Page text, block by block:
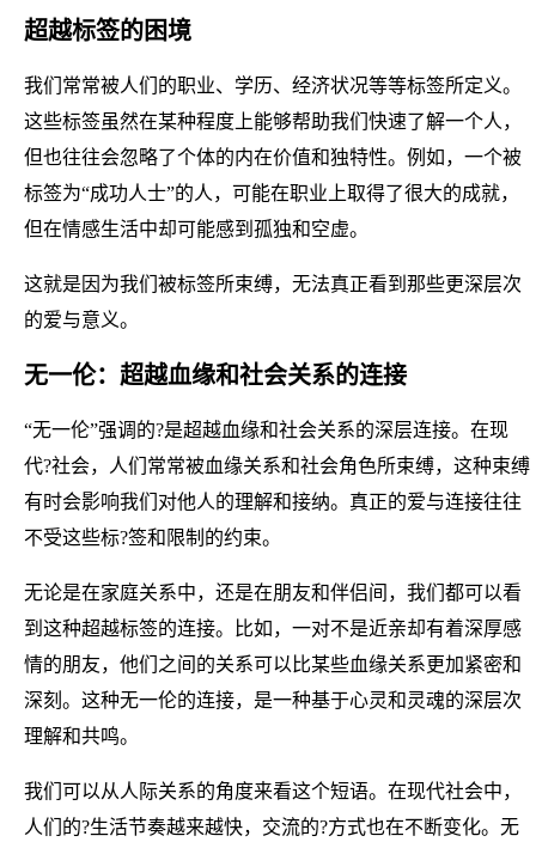
超越标签的困境
我们常常被人们的职业、学历、经济状况等等标签所定义。
这些标签虽然在某种程度上能够帮助我们快速了解一个人，
但也往往会忽略了个体的内在价值和独特性。例如，一个被
标签为“成功人士”的人，可能在职业上取得了很大的成就，
但在情感生活中却可能感到孤独和空虚。
这就是因为我们被标签所束缚，无法真正看到那些更深层次
的爱与意义。
无一伦：超越血缘和社会关系的连接
“无一伦”强调的?是超越血缘和社会关系的深层连接。在现
代?社会，人们常常被血缘关系和社会角色所束缚，这种束缚
有时会影响我们对他人的理解和接纳。真正的爱与连接往往
不受这些标?签和限制的约束。
无论是在家庭关系中，还是在朋友和伴侣间，我们都可以看
到这种超越标签的连接。比如，一对不是近亲却有着深厚感
情的朋友，他们之间的关系可以比某些血缘关系更加紧密和
深刻。这种无一伦的连接，是一种基于心灵和灵魂的深层次
理解和共鸣。
我们可以从人际关系的角度来看这个短语。在现代社会中，
人们的?生活节奏越来越快，交流的?方式也在不断变化。无